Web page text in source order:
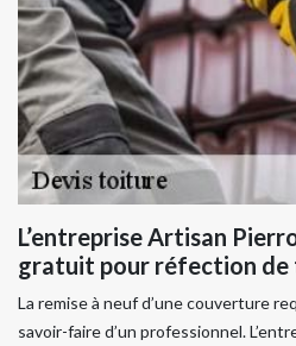
L’entreprise Artisan
gratuit pour réfection
La remise à neuf d’une couverture
savoir-faire d’un professionnel.